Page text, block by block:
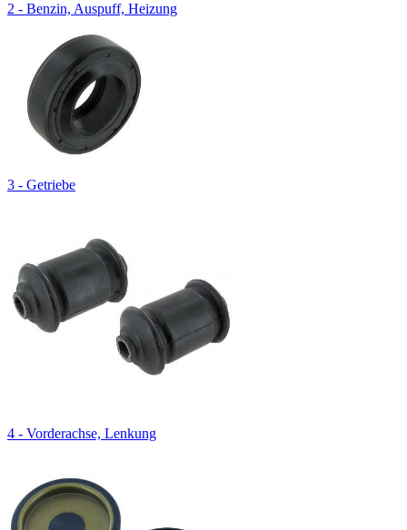
2 - Benzin, Auspuff, Heizung
3 - Getriebe
4 - Vorderachse, Lenkung